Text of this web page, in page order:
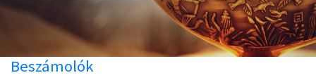
Beszámolók